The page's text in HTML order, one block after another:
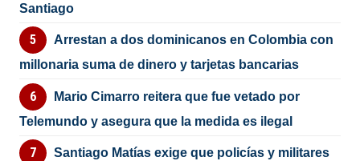
Santiago
Arrestan a dos dominicanos en Colombia con
millonaria suma de dinero y tarjetas bancarias
Mario Cimarro reitera que fue vetado por
Telemundo y asegura que la medida es ilegal
Santiago Matías exige que policías y militares